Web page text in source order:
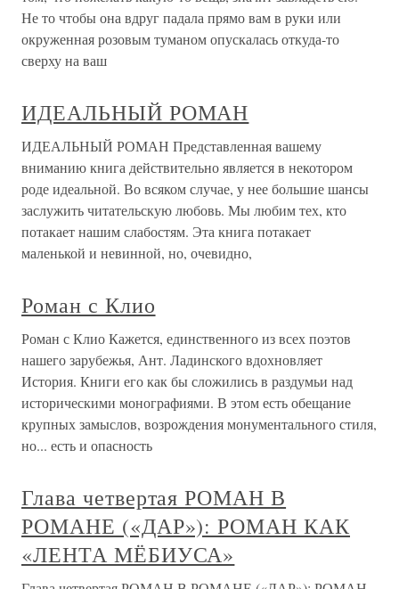
Не то чтобы она вдруг падала прямо вам в руки или
окруженная розовым туманом опускалась откуда-то
сверху на ваш
ИДЕАЛЬНЫЙ РОМАН
ИДЕАЛЬНЫЙ РОМАН Представленная вашему
вниманию книга действительно является в некотором
роде идеальной. Во всяком случае, у нее большие шансы
заслужить читательскую любовь. Мы любим тех, кто
потакает нашим слабостям. Эта книга потакает
маленькой и невинной, но, очевидно,
Роман с Клио
Роман с Клио Кажется, единственного из всех поэтов
нашего зарубежья, Ант. Ладинского вдохновляет
История. Книги его как бы сложились в раздумьи над
историческими монографиями. В этом есть обещание
крупных замыслов, возрождения монументального стиля,
но... есть и опасность
Глава четвертая РОМАН В
РОМАНЕ («ДАР»): РОМАН КАК
«ЛЕНТА МЁБИУСА»